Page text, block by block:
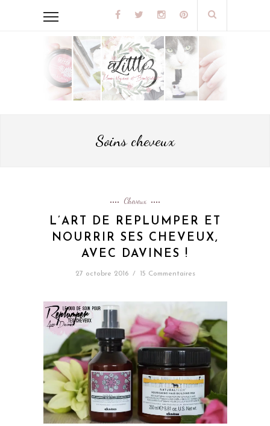
Soins cheveux
Cheveux
L’ART DE REPLUMPER ET
NOURRIR SES CHEVEUX,
AVEC DAVINES !
27 octobre 2016 / 15 Commentaires